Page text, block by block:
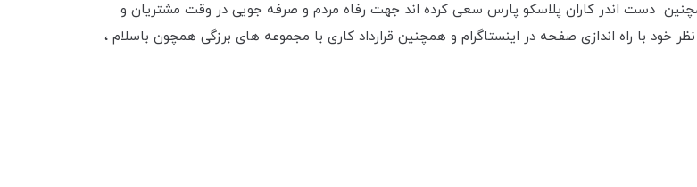
دست اندر کاران پلاسکو پارس سعی کرده اند جهت رفاه مردم و صرفه جویی در وقت مشتریان و
خود با راه اندازی صفحه در اینستاگرام و همچنین قرارداد کاری با مجموعه های برزگی همچون باسلام ،